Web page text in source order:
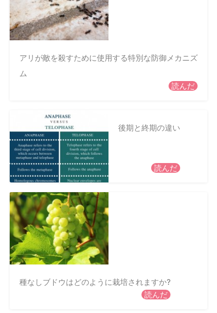
アリが敵を殺すために使用する特別な防御メカニズ
ム
読んだ
後期と終期の違い
読んだ
種なしブドウはどのように栽培されますか?
読んだ